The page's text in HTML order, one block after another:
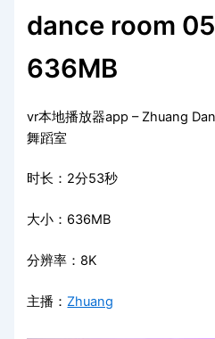
dance room
636MB
vr本地播放器app – Zhuang
舞蹈室
时长：2分53秒
大小：636MB
分辨率：8K
主播： Zhuang